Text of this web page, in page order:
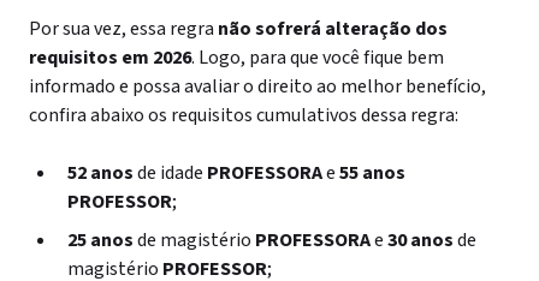
Por sua vez, essa regra não sofrerá alteração dos
requisitos em 2026. Logo, para que você fique bem
informado e possa avaliar o direito ao melhor benefício,
confira abaixo os requisitos cumulativos dessa regra:
52 anosde idade PROFESSORAe55 anos
PROFESSOR;
25 anosde magistério PROFESSORAe30 anosde
magistério PROFESSOR;